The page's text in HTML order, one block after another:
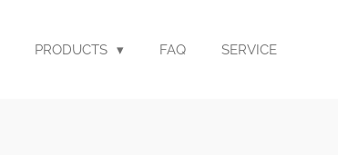
PRODUCTS FAQ SERVICE